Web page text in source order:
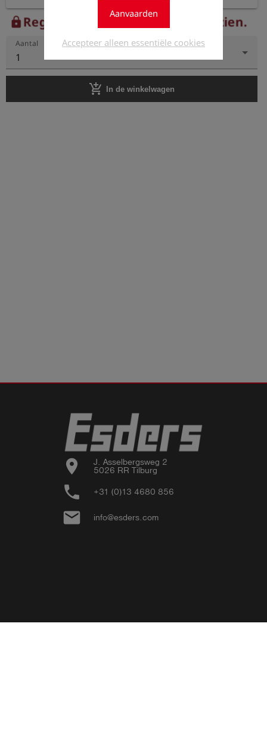
Aanvaarden
Accepteer alleen essentiële cookies
lock Registreer nu om de prijzen te zien.
Aantal
1
add_shopping_cart In de winkelwagen
location_on
J. Asselbergsweg 2
5026 RR Tilburg
phone +31 (0)13 4680 856
email info@esders.com